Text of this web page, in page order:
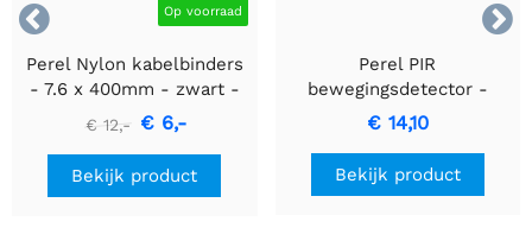

 Op voorraad
Perel Nylon kabelbinders
- 7.6 x 400mm - zwart -
100 stuks
€ 12,- € 6,-
Bekijk product
Perel PIR
bewegingsdetector -
Inbouw met
bewegingsdetectie &
inbouwontwerp
€ 14,10
Bekijk product